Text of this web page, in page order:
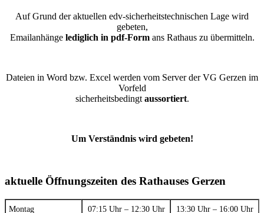
Auf Grund der aktuellen edv-sicherheitstechnischen Lage wird
gebeten,
Emailanhänge lediglich in pdf-Formans Rathaus zu übermitteln.
Dateien in Word bzw. Excel werden vom Server der VG Gerzen im
Vorfeld
sicherheitsbedingt aussortiert.
Um Verständnis wird gebeten!
aktuelle Öffnungszeiten des Rathauses Gerzen
Montag 07:15 Uhr – 12:30 Uhr 13:30 Uhr – 16:00 Uhr